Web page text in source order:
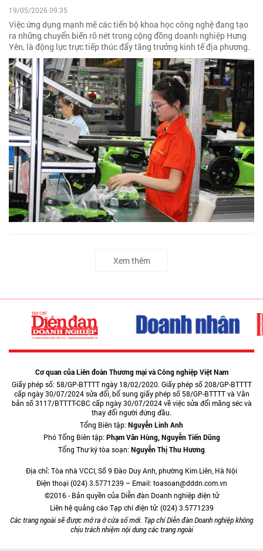
19/05/2026 09:35
Việc ứng dụng mạnh mẽ các tiến bộ khoa học công nghệ đang tạo
ra những chuyển biến rõ nét trong cộng đồng doanh nghiệp Hưng
Yên, là động lực trực tiếp thúc đẩy tăng trưởng kinh tế địa phương.
Xem thêm
Cơ quan của Liên đoàn Thương mại và Công nghiệp Việt Nam
Giấy phép số: 58/GP-BTTTT ngày 18/02/2020. Giấy phép số 208/GP-BTTTT
cấp ngày 30/07/2024 sửa đổi, bổ sung giấy phép số 58/GP-BTTTT và Văn
bản số 3117/BTTTT-CBC cấp ngày 30/07/2024 về việc sửa đổi măng séc và
thay đổi người đứng đầu.
Tổng Biên tập:Nguyễn Linh Anh
Phó Tổng Biên tập:Phạm Văn Hùng, Nguyễn Tiến Dũng
Tổng Thư ký tòa soạn:Nguyễn Thị Thu Hương
Địa chỉ: Tòa nhà VCCI, Số 9 Đào Duy Anh, phường Kim Liên, Hà Nội
Điện thoại (024) 3.5771239 – Email: toasoan@dddn.com.vn
©2016 - Bản quyền của Diễn đàn Doanh nghiệp điện tử
Liên hệ quảng cáo Tạp chí điện tử: (024) 3.5771239
Các trang ngoài sẽ được mở ra ở cửa sổ mới. Tạp chí Diễn đàn Doanh nghiệp không
chịu trách nhiệm nội dung các trang ngoài